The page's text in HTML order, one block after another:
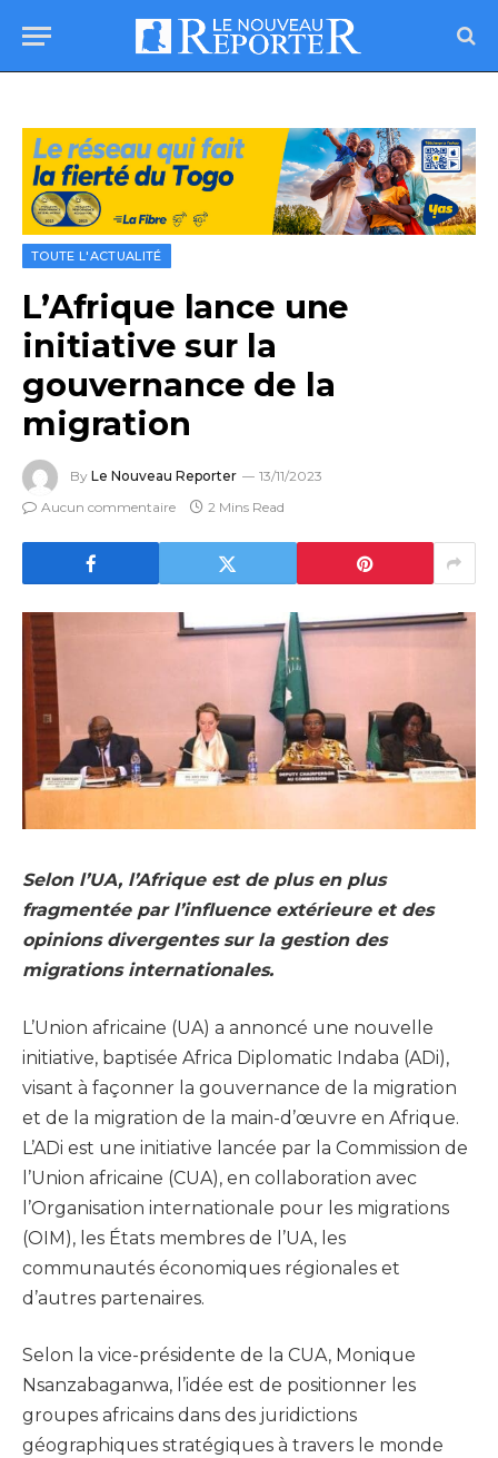
TOUTE L'ACTUALITÉ
L’Afrique lance une
initiative sur la
gouvernance de la
migration
By Le Nouveau Reporter
13/11/2023
Aucun commentaire
2 Mins Read
Selon l’UA, l’Afrique est de plus en plus
fragmentée par l’influence extérieure et des
opinions divergentes sur la gestion des
migrations internationales.
L’Union africaine (UA) a annoncé une nouvelle
initiative, baptisée Africa Diplomatic Indaba (ADi),
visant à façonner la gouvernance de la migration
et de la migration de la main-d’œuvre en Afrique.
L’ADi est une initiative lancée par la Commission de
l’Union africaine (CUA), en collaboration avec
l’Organisation internationale pour les migrations
(OIM), les États membres de l’UA, les
communautés économiques régionales et
d’autres partenaires.
Selon la vice-présidente de la CUA, Monique
Nsanzabaganwa, l’idée est de positionner les
groupes africains dans des juridictions
géographiques stratégiques à travers le monde